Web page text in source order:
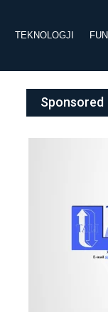
TEKNOLOGJI FUN
Sponsored